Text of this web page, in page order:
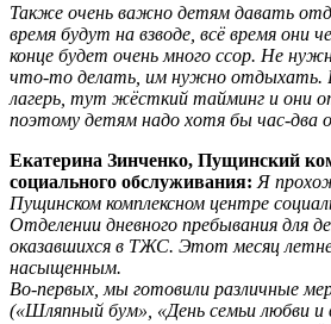
Также очень важно детям давать
время будут на взводе, всё время они
конце будет очень много ссор. Не
что-то делать, им нужно отдыхать.
лагерь, тут жёсткий тайминг и они
поэтому детям надо хотя бы час-два
Екатерина Зинченко, Пущинский
социального обслуживания: Я
Пущинском комплексном центре
Отделении дневного пребывания для
оказавшихся в ТЖС. Этот месяц
насыщенным.
Во-первых, мы готовили различные
(«Шляпный бум», «День семьи любви и